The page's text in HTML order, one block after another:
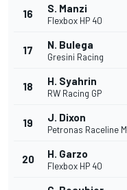
16 S. Manzi
Flexbox HP 40
17 N. Bulega
Gresini Racing
18 H. Syahrin
RW Racing GP
19 J. Dixon
Petronas Raceline
20 H. Garzo
Flexbox HP 40